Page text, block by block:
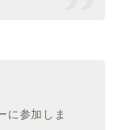
に参加しま